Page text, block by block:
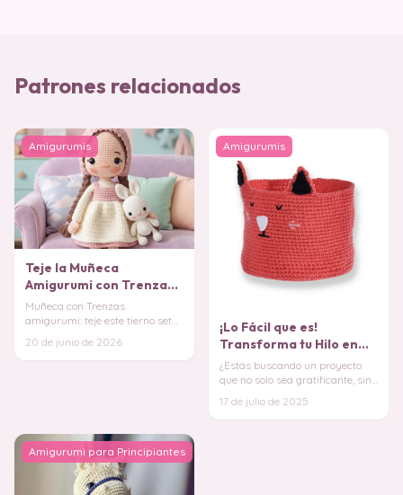
Patrones relacionados
Amigurumis
Teje la Muñeca
Amigurumi con Trenzas
más Tierna (Patrón
Gratis)
Muñeca con Trenzas
amigurumi: teje este tierno set
cómoda desde tu móvil. ¡
20 de junio de 2026
Amigurumis
¡Lo Fácil que es!
Transforma tu Hilo en
esta Cesta de Gatuna
PATRÓN
¿Estás buscando un proyecto
que no solo sea gratificante, sino
encanto
17 de julio de 2025
Amigurumi para Principiantes